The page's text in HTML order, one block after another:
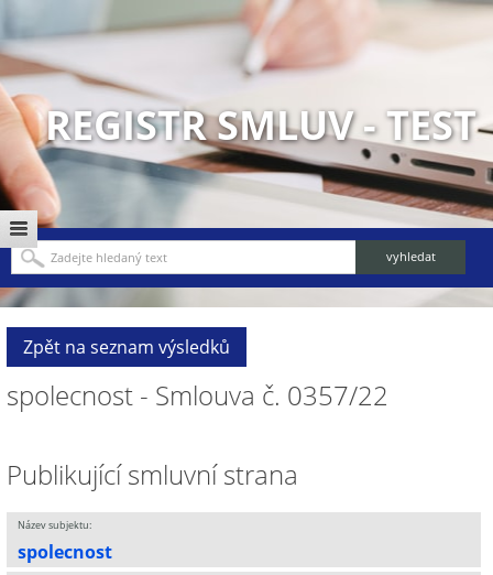
REGISTR SMLUV - TEST
Zpět na seznam výsledků
spolecnost - Smlouva č. 0357/22
Publikující smluvní strana
Název subjektu:
spolecnost